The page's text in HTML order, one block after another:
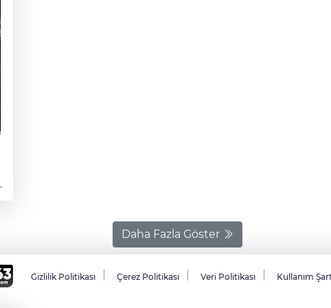
Daha Fazla Göster
Gizlilik Politikası Çerez Politikası Veri Politikası Kullanım